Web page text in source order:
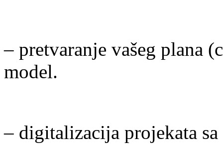
– pretvaranje vašeg plana
model.
– digitalizacija projekata